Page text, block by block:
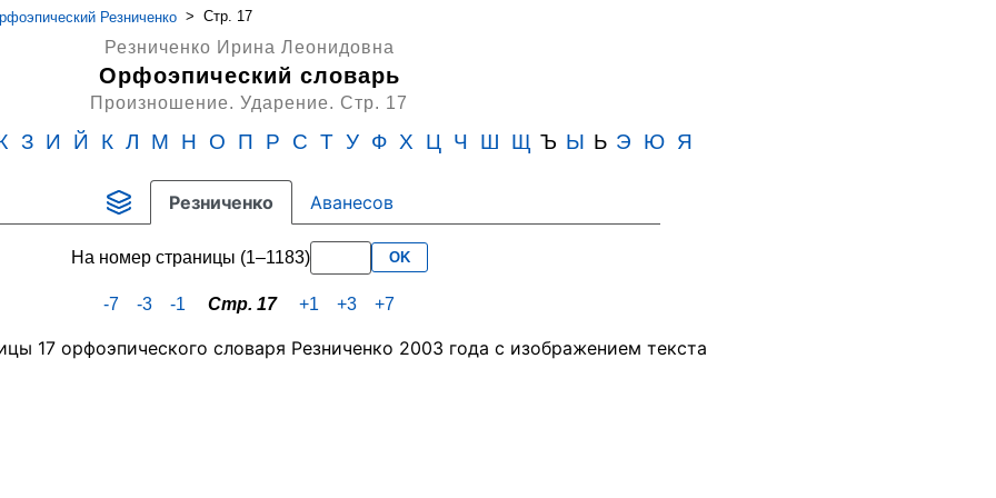
Резниченко > Стр. 17
Резниченко Ирина Леонидовна
Орфоэпический словарь
Произношение. Ударение. Стр. 17
З И Й К Л М Н О П Р С Т У Ф Х Ц Ч Ш Щ Ъ Ы Ь Э Ю Я
Резниченко Аванесов
На номер страницы (1–1183) OK
-7 -3 -1 Стр. 17 +1 +3 +7